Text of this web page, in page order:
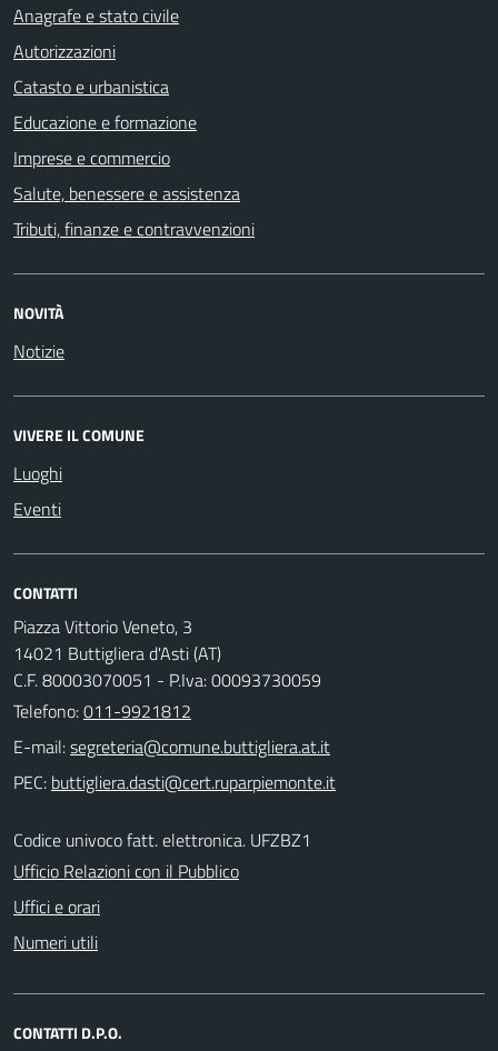
Anagrafe e stato civile
Autorizzazioni
Catasto e urbanistica
Educazione e formazione
Imprese e commercio
Salute, benessere e assistenza
Tributi, finanze e contravvenzioni
NOVITÀ
Notizie
VIVERE IL COMUNE
Luoghi
Eventi
CONTATTI
Piazza Vittorio Veneto, 3
14021 Buttigliera d'Asti (AT)
C.F. 80003070051 - P.Iva: 00093730059
Telefono:011-9921812
E-mail:
PEC:
Codice univoco fatt. elettronica. UFZBZ1
Ufficio Relazioni con il Pubblico
Uffici e orari
Numeri utili
CONTATTI D.P.O.